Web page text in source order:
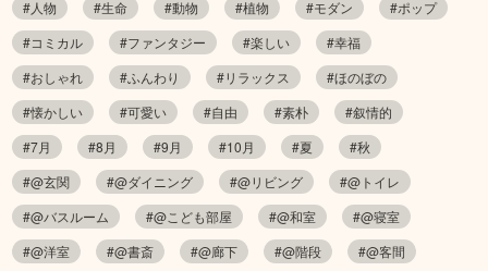
#人物
#生命 #動物 #植物 #モダン
#ポップ
#コミカル
#ファンタジー #楽しい
#幸福
#おしゃれ
#ふんわり #リラックス
#ほのぼの
#懐かしい
#可愛い #自由 #素朴
#叙情的
#7月
#8月 #9月 #10月 #夏
#秋
#@玄関
#@ダイニング #@リビング
#@トイレ
#@バスルーム
#@こども部屋 #@和室
#@寝室
#@洋室
#@書斎 #@廊下 #@階段
#@客間